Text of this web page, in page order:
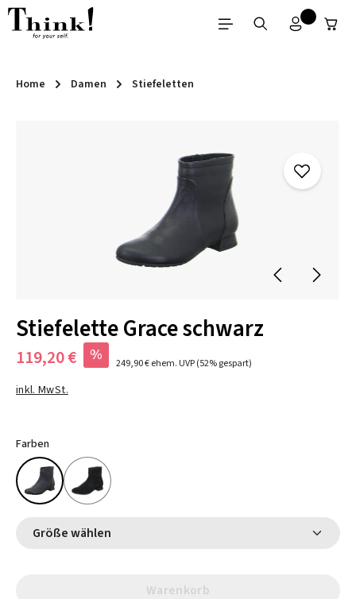
Zum Hauptinhalt springen
Home Damen Stiefeletten
Stiefelette Grace schwarz
119,20 € % 249,90 €ehem. UVP(52% gespart)
inkl. MwSt.
Farben
Größe wählen
Warenkorb